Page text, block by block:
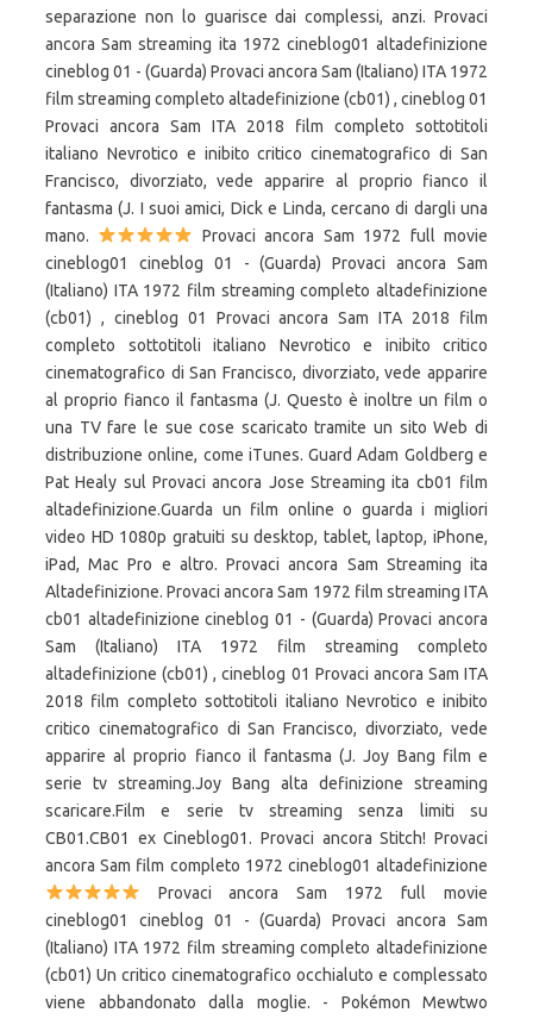
separazione non lo guarisce dai complessi, anzi. Provaci
ancora Sam streaming ita 1972 cineblog01 altadefinizione
cineblog 01 - (Guarda) Provaci ancora Sam (Italiano) ITA 1972
film streaming completo altadefinizione (cb01) , cineblog 01
Provaci ancora Sam ITA 2018 film completo sottotitoli
italiano Nevrotico e inibito critico cinematografico di San
Francisco, divorziato, vede apparire al proprio fianco il
fantasma (J. I suoi amici, Dick e Linda, cercano di dargli una
mano.
Provaci ancora Sam 1972 full movie
cineblog01 cineblog 01 - (Guarda) Provaci ancora Sam
(Italiano) ITA 1972 film streaming completo altadefinizione
(cb01) , cineblog 01 Provaci ancora Sam ITA 2018 film
completo sottotitoli italiano Nevrotico e inibito critico
cinematografico di San Francisco, divorziato, vede apparire
al proprio fianco il fantasma (J. Questo è inoltre un film o
una TV fare le sue cose scaricato tramite un sito Web di
distribuzione online, come iTunes. Guard Adam Goldberg e
Pat Healy sul Provaci ancora Jose Streaming ita cb01 film
altadefinizione.Guarda un film online o guarda i migliori
video HD 1080p gratuiti su desktop, tablet, laptop, iPhone,
iPad, Mac Pro e altro. Provaci ancora Sam Streaming ita
Altadefinizione. Provaci ancora Sam 1972 film streaming ITA
cb01 altadefinizione cineblog 01 - (Guarda) Provaci ancora
Sam (Italiano) ITA 1972 film streaming completo
altadefinizione (cb01) , cineblog 01 Provaci ancora Sam ITA
2018 film completo sottotitoli italiano Nevrotico e inibito
critico cinematografico di San Francisco, divorziato, vede
apparire al proprio fianco il fantasma (J. Joy Bang film e
serie tv streaming.Joy Bang alta definizione streaming
scaricare.Film e serie tv streaming senza limiti su
CB01.CB01 ex Cineblog01. Provaci ancora Stitch! Provaci
ancora Sam film completo 1972 cineblog01 altadefinizione
Provaci ancora Sam 1972 full movie
cineblog01 cineblog 01 - (Guarda) Provaci ancora Sam
(Italiano) ITA 1972 film streaming completo altadefinizione
(cb01) Un critico cinematografico occhialuto e complessato
viene abbandonato dalla moglie. - Pokémon Mewtwo